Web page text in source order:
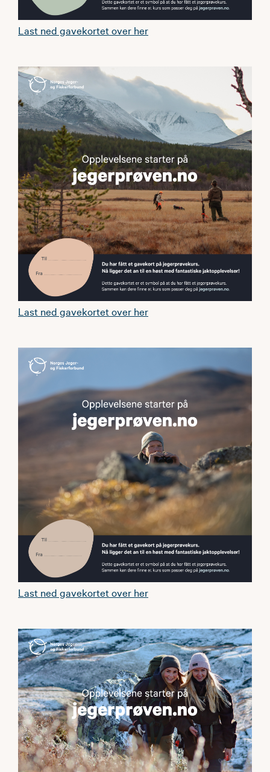
Last ned gavekortet over her
Last ned gavekortet over her
Last ned gavekortet over her